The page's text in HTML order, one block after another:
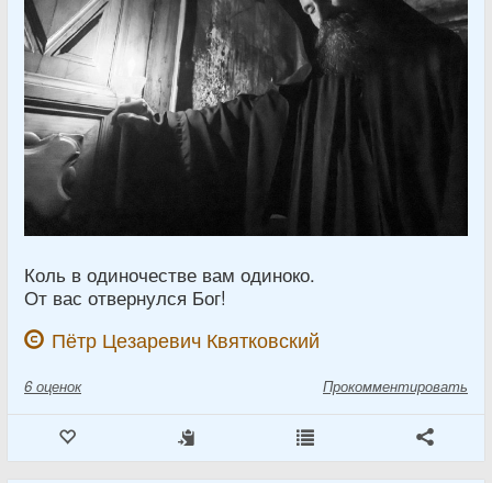
Коль в одиночестве вам одиноко.
От вас отвернулся Бог!
Пётр Цезаревич Квятковский
6 оценок Прокомментировать